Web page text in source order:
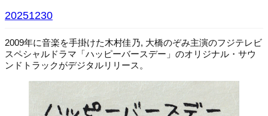
20251230
2009年に音楽を手掛けた木村佳乃, 大橋のぞみ主演のフジテレビ
スペシャルドラマ「ハッピーバースデー」のオリジナル・サウ
ンドトラックがデジタルリリース。